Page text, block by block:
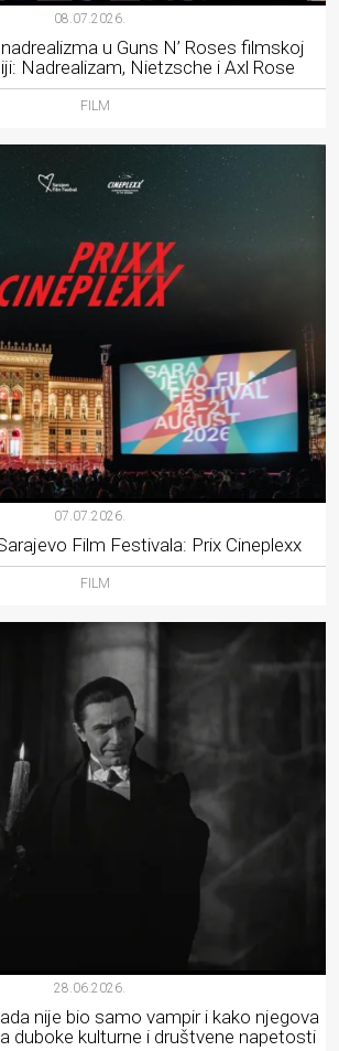
08.07.2026.
u Guns N’ Roses filmskoj
Nadrealizam, Nietzsche i Axl Rose
FILM
07.07.2026.
Film Festivala: Prix Cineplexx
FILM
28.06.2026.
nije bio samo vampir i kako njegova
duboke kulturne i društvene napetosti